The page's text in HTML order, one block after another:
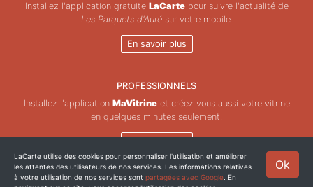
Installez l'application gratuite LaCartepour suivre l'actualité de
Les Parquets d'Aurésur votre mobile.
En savoir plus
PROFESSIONNELS
Installez l'application MaVitrineet créez vous aussi votre vitrine
en quelques minutes seulement.
En savoir plus
Copyright © ZeMAP 2026 - Tous droits réservés. Ok
LaCarte utilise des cookies pour personnaliser l'utilisation et améliorer
les attentes des utilisateurs de nos services. Les informations relatives
à votre utilisation de nos services sont partagées avec Google . En